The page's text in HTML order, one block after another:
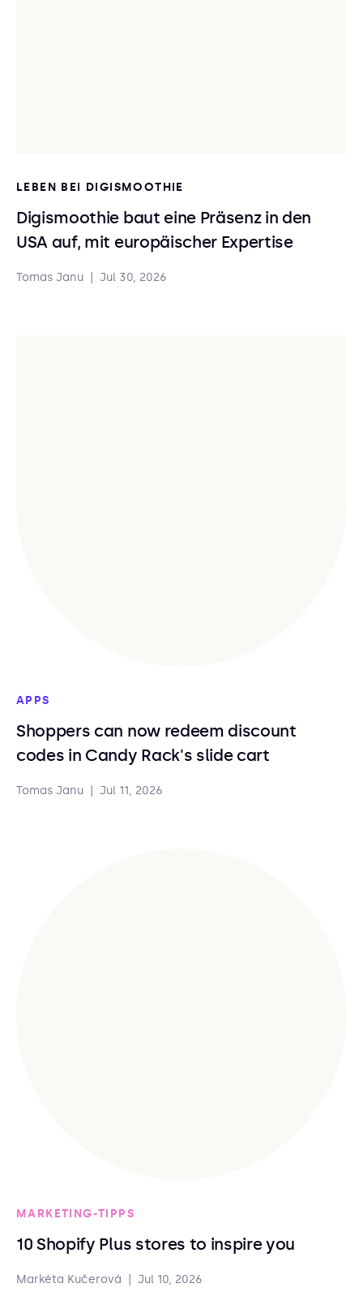
LEBEN BEI DIGISMOOTHIE
Digismoothie baut eine Präsenz in den
USA auf, mit europäischer Expertise
Tomas Janu Jul 30, 2026
APPS
Shoppers can now redeem discount
codes in Candy Rack's slide cart
Tomas Janu Jul 11, 2026
MARKETING-TIPPS
10 Shopify Plus stores to inspire you
Markéta Kučerová Jul 10, 2026